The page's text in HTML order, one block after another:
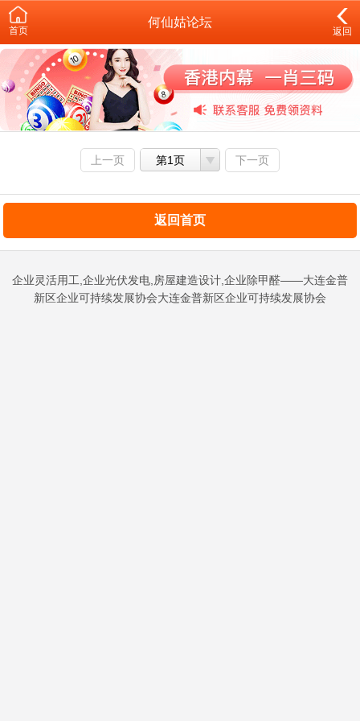
首页
何仙姑论坛
返回
上一页 第1页 下一页
返回首页
企业灵活用工,企业光伏发电,房屋建造设计,企业除甲醛——大连金普
新区企业可持续发展协会大连金普新区企业可持续发展协会